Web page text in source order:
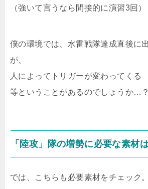
（強いて言うなら間接的に演習3回）
僕の環境では、水雷戦隊達成直後に
が、
人によってトリガーが変わってくる
等ということがあるのでしょうか…？
「陸攻」隊の増勢に必要な素材
では、こちらも必要素材をチェック。